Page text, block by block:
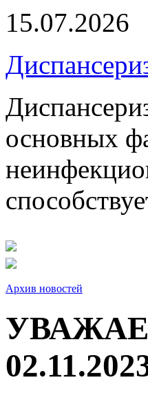
15.07.2026
основных
Архив новостей